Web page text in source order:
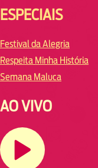
ESPECIAIS
Festival da Alegria
Respeita Minha História
Semana Maluca
AO VIVO